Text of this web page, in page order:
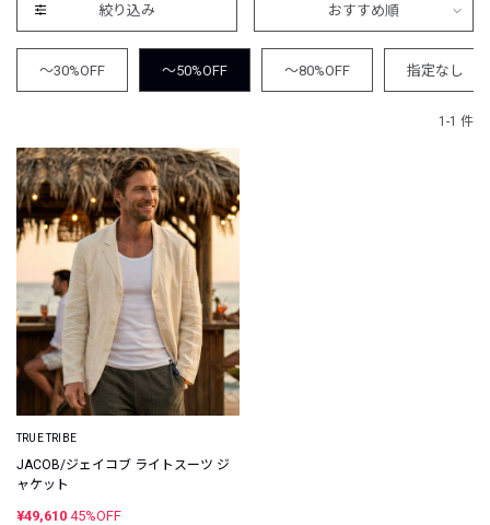
絞り込み おすすめ順
～30%OFF ～50%OFF ～80%OFF 指定なし
1-1 件
TRUE TRIBE
JACOB/ジェイコブ ライトスーツ ジ
ャケット
¥49,610 45%OFF